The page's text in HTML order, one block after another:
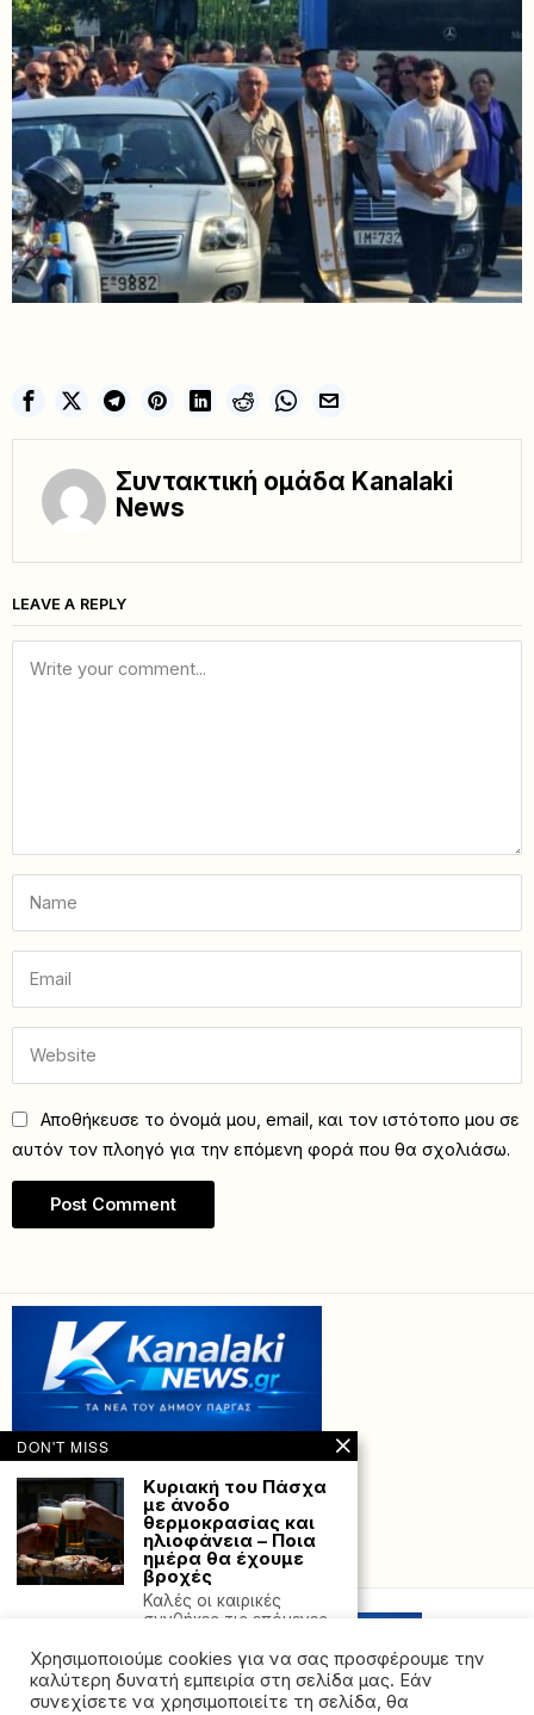
Συντακτική ομάδα Kanalaki
News
LEAVE A REPLY
Αποθήκευσε το όνομά μου, email, και τον ιστότοπο μου σε
αυτόν τον πλοηγό για την επόμενη φορά που θα σχολιάσω.
Powered with by Hostville”)
Χρησιμοποιούμε cookies για να σας προσφέρουμε την
καλύτερη δυνατή εμπειρία στη σελίδα μας. Εάν
συνεχίσετε να χρησιμοποιείτε τη σελίδα, θα
DON'T MISS
Κυριακή του Πάσχα
με άνοδο
θερμοκρασίας και
ηλιοφάνεια – Ποια
ημέρα θα έχουμε
βροχές
Καλές οι καιρικές
συνθήκες τις επόμενες
αστάθεια
Παναμάς- ΗΠΑ: